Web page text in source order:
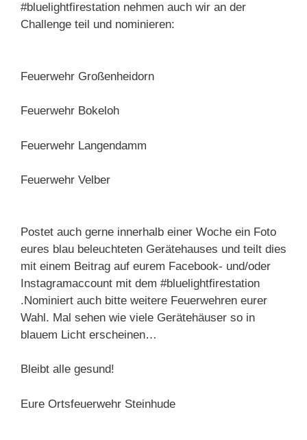
#bluelightfirestation nehmen auch wir an der
Challenge teil und nominieren:
Feuerwehr Großenheidorn
Feuerwehr Bokeloh
Feuerwehr Langendamm
Feuerwehr Velber
Postet auch gerne innerhalb einer Woche ein Foto
eures blau beleuchteten Gerätehauses und teilt dies
mit einem Beitrag auf eurem Facebook- und/oder
Instagramaccount mit dem #bluelightfirestation
.Nominiert auch bitte weitere Feuerwehren eurer
Wahl. Mal sehen wie viele Gerätehäuser so in
blauem Licht erscheinen…
Bleibt alle gesund!
Eure Ortsfeuerwehr Steinhude